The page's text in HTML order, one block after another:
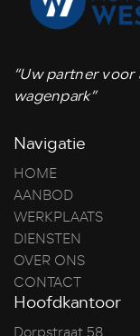
“Uw partner
wagenpark”
Navigatie
HOME
AANBOD
WERKPLAATS
DIENSTEN
OVER ONS
CONTACT
Hoofdkantoor
Dorpstraat 58